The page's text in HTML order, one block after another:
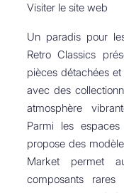
Visiter le site web
Un paradis pour
Retro Classics
pièces détachées
avec des
atmosphère
Parmi les
propose des
Market permet
composants